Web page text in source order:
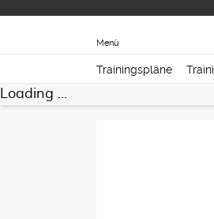
Menü
Trainingspläne
Loading ...